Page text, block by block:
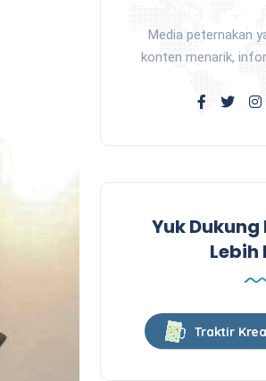
Media peternakan
konten menarik,
Yuk
Lebih
Traktir